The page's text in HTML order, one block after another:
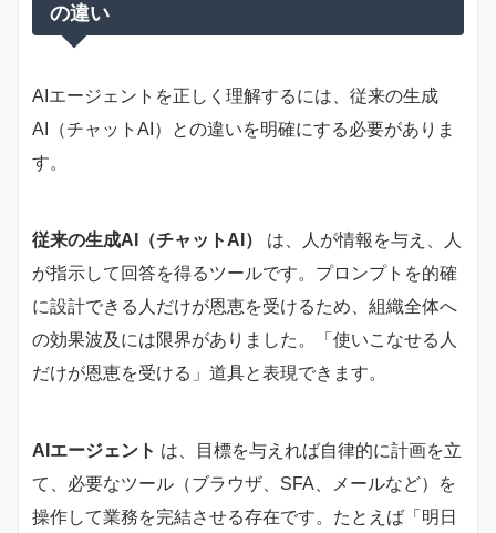
の違い
AIエージェントを正しく理解するには、従来の生成
AI（チャットAI）との違いを明確にする必要がありま
す。
従来の生成AI（チャットAI）
は、人が情報を与え、人
が指示して回答を得るツールです。プロンプトを的確
に設計できる人だけが恩恵を受けるため、組織全体へ
の効果波及には限界がありました。「使いこなせる人
だけが恩恵を受ける」道具と表現できます。
AIエージェント は、目標を与えれば自律的に計画を立
て、必要なツール（ブラウザ、SFA、メールなど）を
操作して業務を完結させる存在です。たとえば「明日